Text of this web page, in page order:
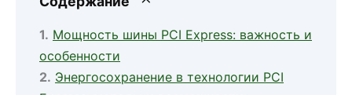
Мощность шины PCI Express: важность и
особенности
Энергосохранение в технологии PCI